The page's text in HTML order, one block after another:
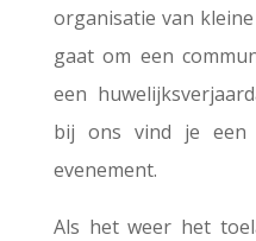
organisatie van
gaat om een
een
bij ons vind je een
evenement.
Als het weer het